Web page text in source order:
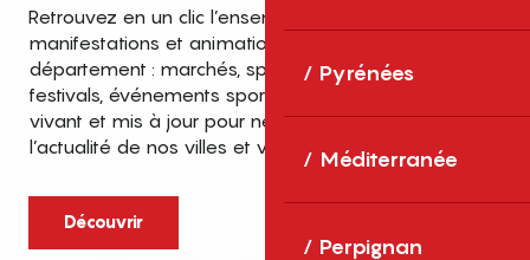
Pyrénées
Méditerranée
Perpignan
Retrouvez en un clic l’ensemble des fêtes,
manifestations et animations recensées dans le
département : marchés, spectacles, expositions,
festivals, événements sportifs et culturels… un agenda
vivant et mis à jour pour ne rien manquer de
l’actualité de nos villes et villages.
Découvrir